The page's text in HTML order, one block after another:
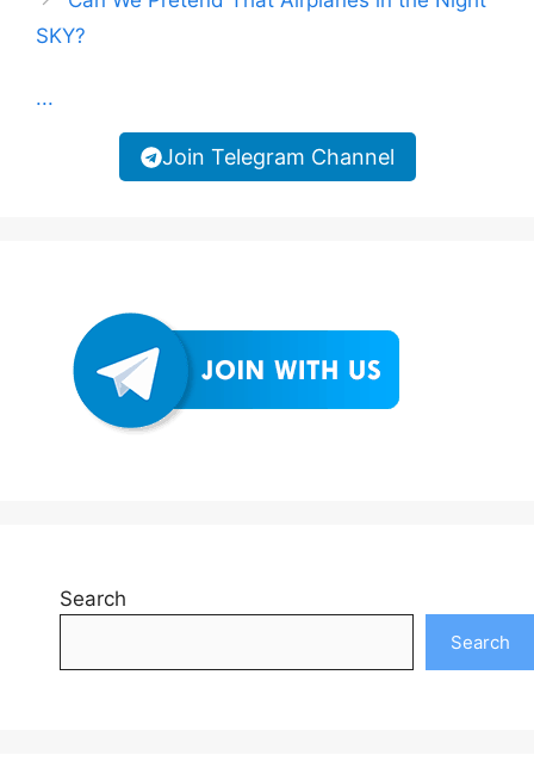
SKY?
...
Join Telegram Channel
Search
Search